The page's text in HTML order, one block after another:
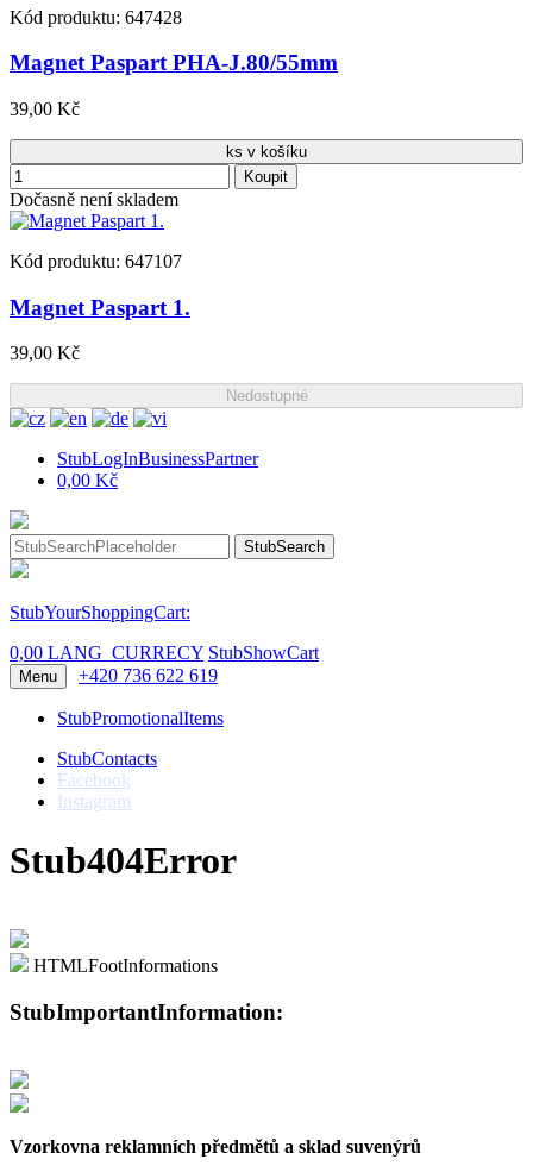
Kód produktu: 647428
Magnet Paspart PHA-J.80/55mm
39,00 Kč
ks v košíku
Koupit
Dočasně není skladem
Kód produktu: 647107
Magnet Paspart 1.
39,00 Kč
Nedostupné
StubLogInBusinessPartner
0,00 Kč
StubSearch
StubYourShoppingCart:
0,00 LANG_CURRECY StubShowCart
Menu +420 736 622 619
StubPromotionalItems
StubContacts
Facebook
Instagram
Stub404Error
HTMLFootInformations
StubImportantInformation:
Vzorkovna reklamních předmětů a sklad suvenýrů